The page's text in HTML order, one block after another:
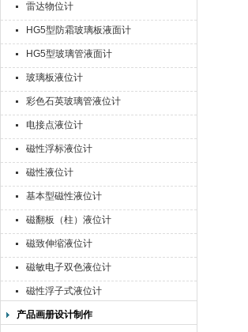
雷达物位计
HG5型防霜玻璃板液面计
HG5型玻璃管液面计
玻璃板液位计
彩色石英玻璃管液位计
电接点液位计
磁性浮标液位计
磁性液位计
基本型磁性液位计
磁翻板（柱）液位计
磁致伸缩液位计
磁敏电子双色液位计
磁性浮子式液位计
产品画册设计制作